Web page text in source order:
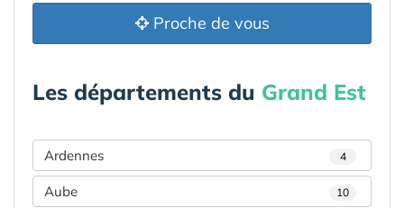
Proche de vous
Les départements du Grand Est
Ardennes 4
Aube 10